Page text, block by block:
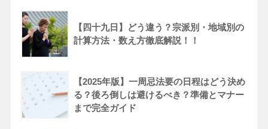
【四十九日】どう違う？宗派別・地域別の
計算方法・数え方徹底解説！！
【2025年版】一周忌法要の日程はどう決め
る？後ろ倒しは避けるべき？準備とマナー
まで完全ガイド